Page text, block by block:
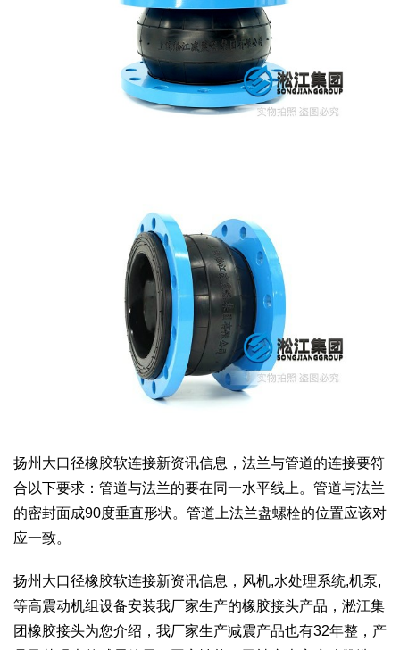
扬州大口径橡胶软连接新资讯信息，法兰与管道的连接要符
合以下要求：管道与法兰的要在同一水平线上。管道与法兰
的密封面成90度垂直形状。管道上法兰盘螺栓的位置应该对
应一致。
扬州大口径橡胶软连接新资讯信息，风机,水处理系统,机泵,
等高震动机组设备安装我厂家生产的橡胶接头产品，淞江集
团橡胶接头为您介绍，我厂家生产减震产品也有32年整，产